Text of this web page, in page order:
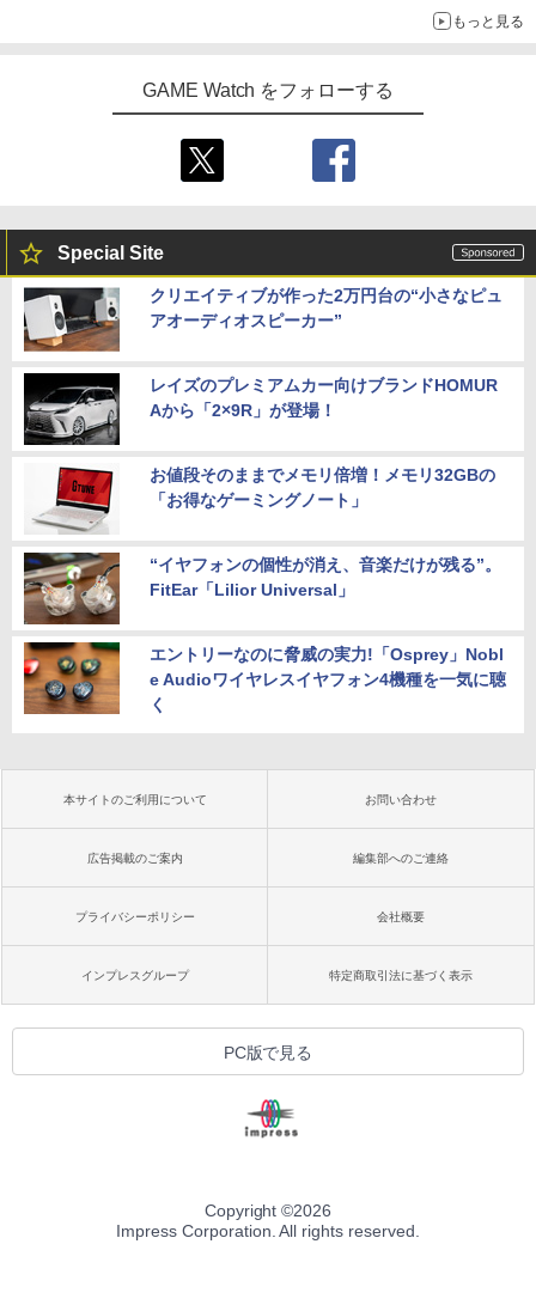
もっと見る
GAME Watch をフォローする
Special Site
クリエイティブが作った2万円台の“小さなピュ
アオーディオスピーカー”
レイズのプレミアムカー向けブランドHOMUR
Aから「2×9R」が登場！
お値段そのままでメモリ倍増！メモリ32GBの
「お得なゲーミングノート」
“イヤフォンの個性が消え、音楽だけが残る”。
FitEar「Lilior Universal」
エントリーなのに脅威の実力!「Osprey」Nobl
e Audioワイヤレスイヤフォン4機種を一気に聴
く
本サイトのご利用について お問い合わせ
広告掲載のご案内 編集部へのご連絡
プライバシーポリシー 会社概要
インプレスグループ 特定商取引法に基づく表示
PC版で見る
Copyright ©2026
Impress Corporation. All rights reserved.